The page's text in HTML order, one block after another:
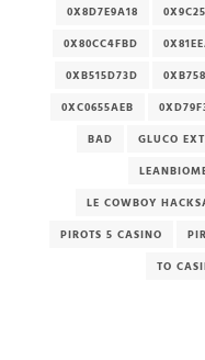
0X8D7E9A18
0X80CC4FBD
0XB515D73D
0XC0655AEB
BAD
GLUCO
LE COWBOY
PIROTS 5 CASINO
TO